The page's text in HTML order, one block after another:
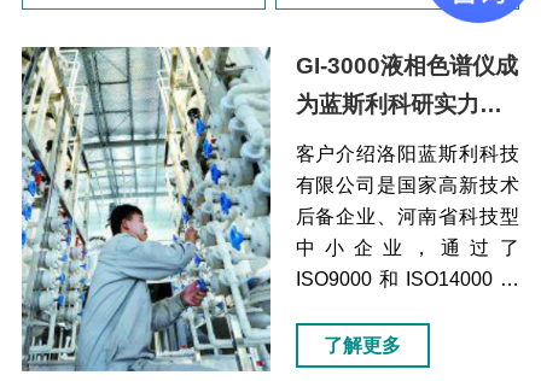
GI-3000液相色谱仪成
为蓝斯利科研实力的
强力后盾(液相色谱仪)
客户介绍洛阳蓝斯利科技
有限公司是国家高新技术
后备企业、河南省科技型
中小企业，通过了
ISO9000和ISO14000认
草深加工企业，是中西部
地区相当大的研发生产
了解更多